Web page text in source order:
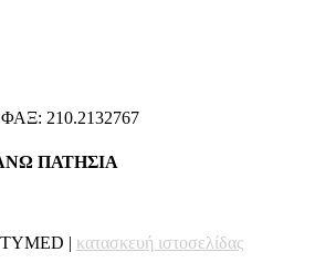
210.2132767
ΠΑΤΗΣΙΑ
| κατασκευή ιστοσελίδας